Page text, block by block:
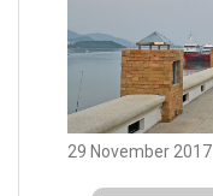
29 November 2017